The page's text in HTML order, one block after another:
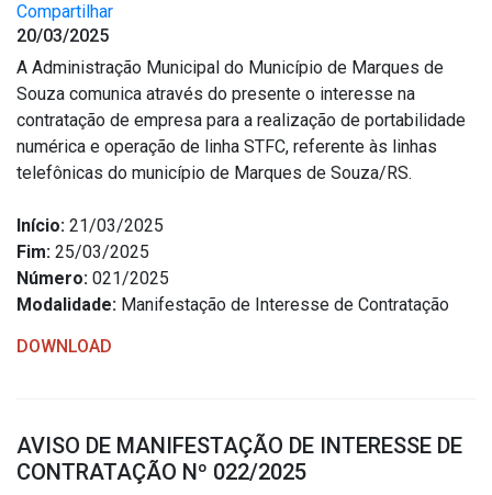
Compartilhar
20/03/2025
A Administração Municipal do Município de Marques de
Souza comunica através do presente o interesse na
contratação de empresa para a realização de portabilidade
numérica e operação de linha STFC, referente às linhas
telefônicas do município de Marques de Souza/RS.
Início: 21/03/2025
Fim: 25/03/2025
Número: 021/2025
Modalidade: Manifestação de Interesse de Contratação
DOWNLOAD
AVISO DE MANIFESTAÇÃO DE INTERESSE DE
CONTRATAÇÃO Nº 022/2025